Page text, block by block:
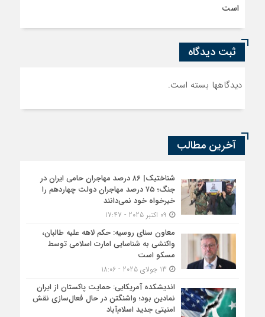
است
ثبت دیدگاه
دیدگاهها بسته است.
آخرین مطالب
شناختیک| ۸۶ درصد مهاجران حامی ایران در
جنگ؛ ۷۵ درصد مهاجران دولت چهاردهم را
خیرخواه خود نمی‌دانند
معاون سنای روسیه: حکم لاهه علیه طالبان،
واکنشی به شناسایی امارت اسلامی توسط
مسکو است
اندیشکده آمریکایی: حمایت پاکستان از ایران
نمادین بود؛ واشنگتن در حال فعال‌سازی نقش
امنیتی جدید اسلام‌آباد